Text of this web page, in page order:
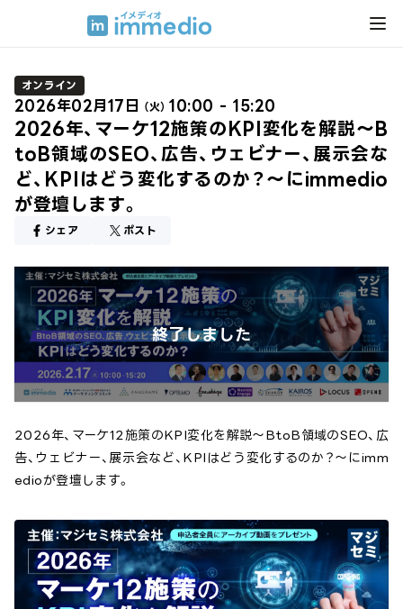
オンライン
2026年02月17日 （火） 10:00 - 15:20
2026年、マーケ12施策のKPI変化を解説～B
toB領域のSEO、広告、ウェビナー、展示会な
ど、KPIはどう変化するのか？～にimmedio
が登壇します。
シェア ポスト
終了しました
2026年、マーケ12施策のKPI変化を解説～BtoB領域のSEO、広
告、ウェビナー、展示会など、KPIはどう変化するのか？～にimm
edioが登壇します。